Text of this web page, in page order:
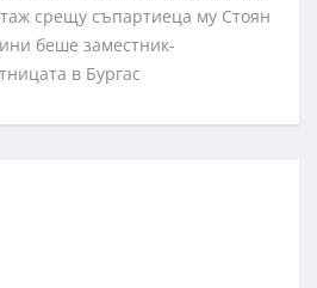
срещу съпартиеца му Стоян
беше заместник-
в Бургас